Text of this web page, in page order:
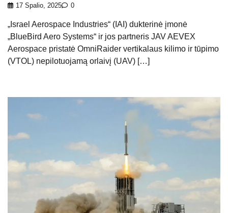
17 Spalio, 2025 0
„Israel Aerospace Industries“ (IAI) dukterinė įmonė
„BlueBird Aero Systems“ ir jos partneris JAV AEVEX
Aerospace pristatė OmniRaider vertikalaus kilimo ir tūpimo
(VTOL) nepilotuojamą orlaivį (UAV) […]